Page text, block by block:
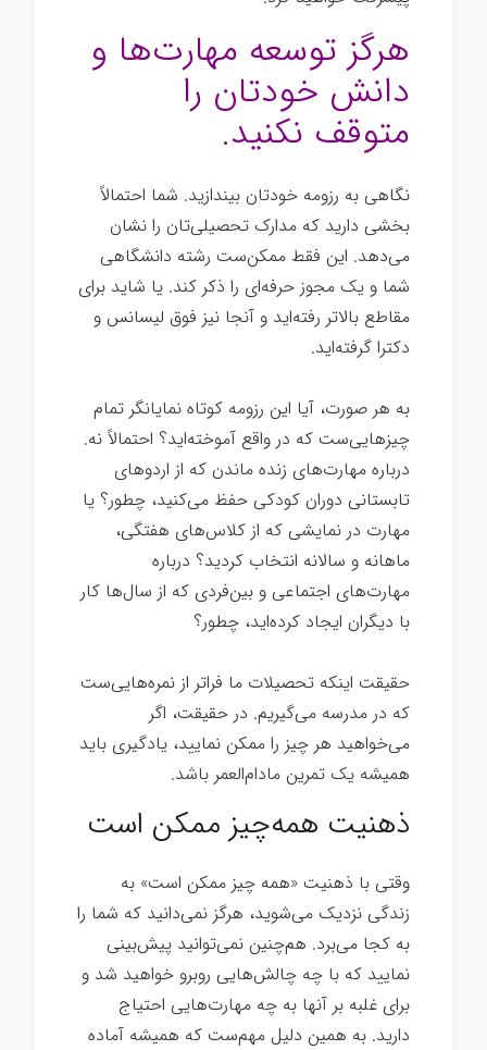
هرگز توسعه مهارت‌ها و
دانش خودتان را
متوقف نکنید.
نگاهی به رزومه خودتان بیندازید. شما احتمالاً
بخشی دارید که مدارک تحصیلی‌تان را نشان
می‌دهد. این فقط ممکن‌ست رشته دانشگاهی
شما و یک مجوز حرفه‌ای را ذکر کند. یا شاید برای
مقاطع بالاتر رفته‌اید و آنجا نیز فوق لیسانس و
دکترا گرفته‌اید.
به هر صورت، آیا این رزومه کوتاه نمایانگر تمام
چیزهایی‌ست که در واقع آموخته‌اید؟ احتمالاً نه.
درباره مهارت‌های زنده ماندن که از اردوهای
تابستانی دوران کودکی حفظ می‌کنید، چطور؟ یا
مهارت در نمایشی که از کلاس‌های هفتگی،
ماهانه و سالانه انتخاب کردید؟ درباره
مهارت‌های اجتماعی و بین‌فردی که از سال‌ها کار
با دیگران ایجاد کرده‌اید، چطور؟
حقیقت اینکه تحصیلات ما فراتر از نمره‌هایی‌ست
که در مدرسه می‌گیریم. در حقیقت، اگر
می‌خواهید هر چیز را ممکن نمایید، یادگیری باید
همیشه یک تمرین مادام‌العمر باشد.
ذهنیت همه‌چیز ممکن است
وقتی با ذهنیت «همه چیز ممکن است» به
زندگی نزدیک می‌شوید، هرگز نمی‌دانید که شما را
به کجا می‌برد. هم‌چنین نمی‌توانید پیش‌بینی
نمایید که با چه چالش‌هایی روبرو خواهید شد و
برای غلبه بر آنها به چه مهارت‌هایی احتیاج
دارید. به همین دلیل مهم‌ست که همیشه آماده